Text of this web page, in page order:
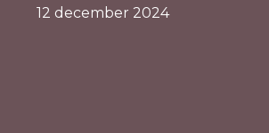
12 december 2024